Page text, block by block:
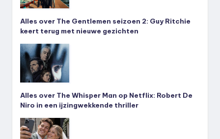
Alles over The Gentlemen seizoen 2: Guy Ritchie
keert terug met nieuwe gezichten
Alles over The Whisper Man op Netflix: Robert De
Niro in een ijzingwekkende thriller